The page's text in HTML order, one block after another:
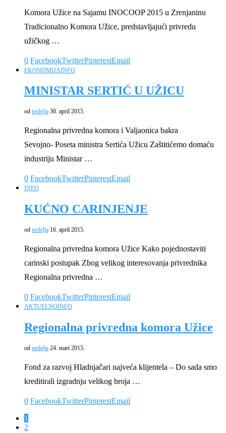
Komora Užice na Sajamu INOCOOP 2015 u Zrenjaninu
Tradicionalno Komora Užice, predstavljajući privredu
užičkog …
0 FacebookTwitterPinterestEmail
EKONOMIJAINFO
MINISTAR SERTIĆ U UŽICU
od nedelja 30. april 2015.
Regionalna privredna komora i Valjaonica bakra
Sevojno- Poseta ministra Sertića Užicu Zaštitićemo domaću
industriju Ministar …
0 FacebookTwitterPinterestEmail
INFO
KUĆNO CARINJENJE
od nedelja 16. april 2015.
Regionalna privredna komora Užice Kako pojednostaviti
carinski postupak Zbog velikog interesovanja privrednika
Regionalna privredna …
0 FacebookTwitterPinterestEmail
AKTUELNOINFO
Regionalna privredna komora Užice
od nedelja 24. mart 2015.
Fond za razvoj Hladnjačari najveća klijentela – Do sada smo
kreditirali izgradnju velikog broja …
0 FacebookTwitterPinterestEmail
1
2